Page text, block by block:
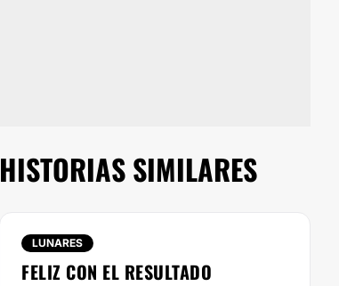
HISTORIAS SIMILARES
LUNARES
FELIZ CON EL RESULTADO